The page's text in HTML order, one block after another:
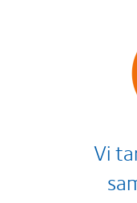
Vi